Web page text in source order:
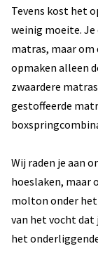
Tevens kost het
weinig moeite.
matras, maar om
opmaken alleen
zwaardere
gestoffeerde
Wij raden je aan
hoeslaken, maar
molton onder het
van het vocht dat
het